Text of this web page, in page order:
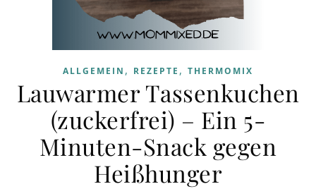
ALLGEMEIN , REZEPTE , THERMOMIX
Lauwarmer Tassenkuchen
(zuckerfrei) – Ein 5-
Minuten-Snack gegen
Heißhunger